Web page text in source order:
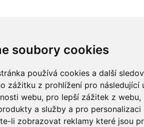
soubory cookies
používá cookies a další
zážitku z prohlížení pro následující
webu, pro lepší zážitek z webu,
a služby a pro
li zobrazovat reklamy které jsou
informaci? Chcete spolupracovat?
Martina Chalupu: